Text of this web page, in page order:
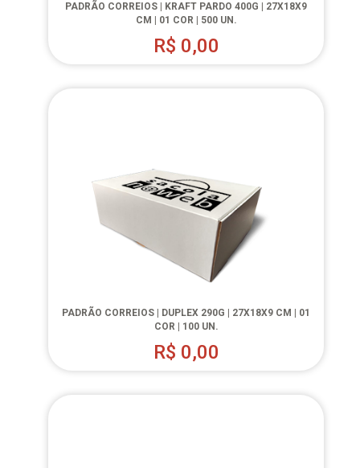
PADRÃO CORREIOS | KRAFT PARDO 400G | 27X18X9
CM | 01 COR | 500 UN.
R$ 0,00
PADRÃO CORREIOS | DUPLEX 290G | 27X18X9 CM | 01
COR | 100 UN.
R$ 0,00